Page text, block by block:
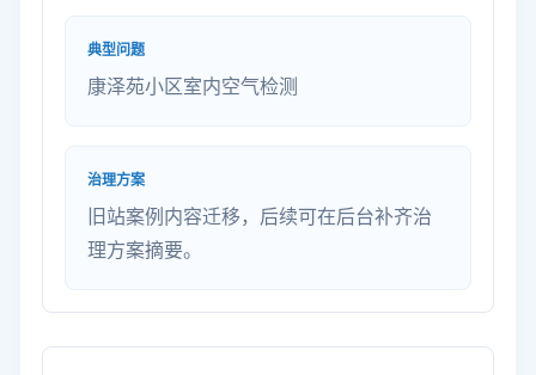
典型问题
康泽苑小区室内空气检测
治理方案
旧站案例内容迁移，后续可在后台补齐治
理方案摘要。